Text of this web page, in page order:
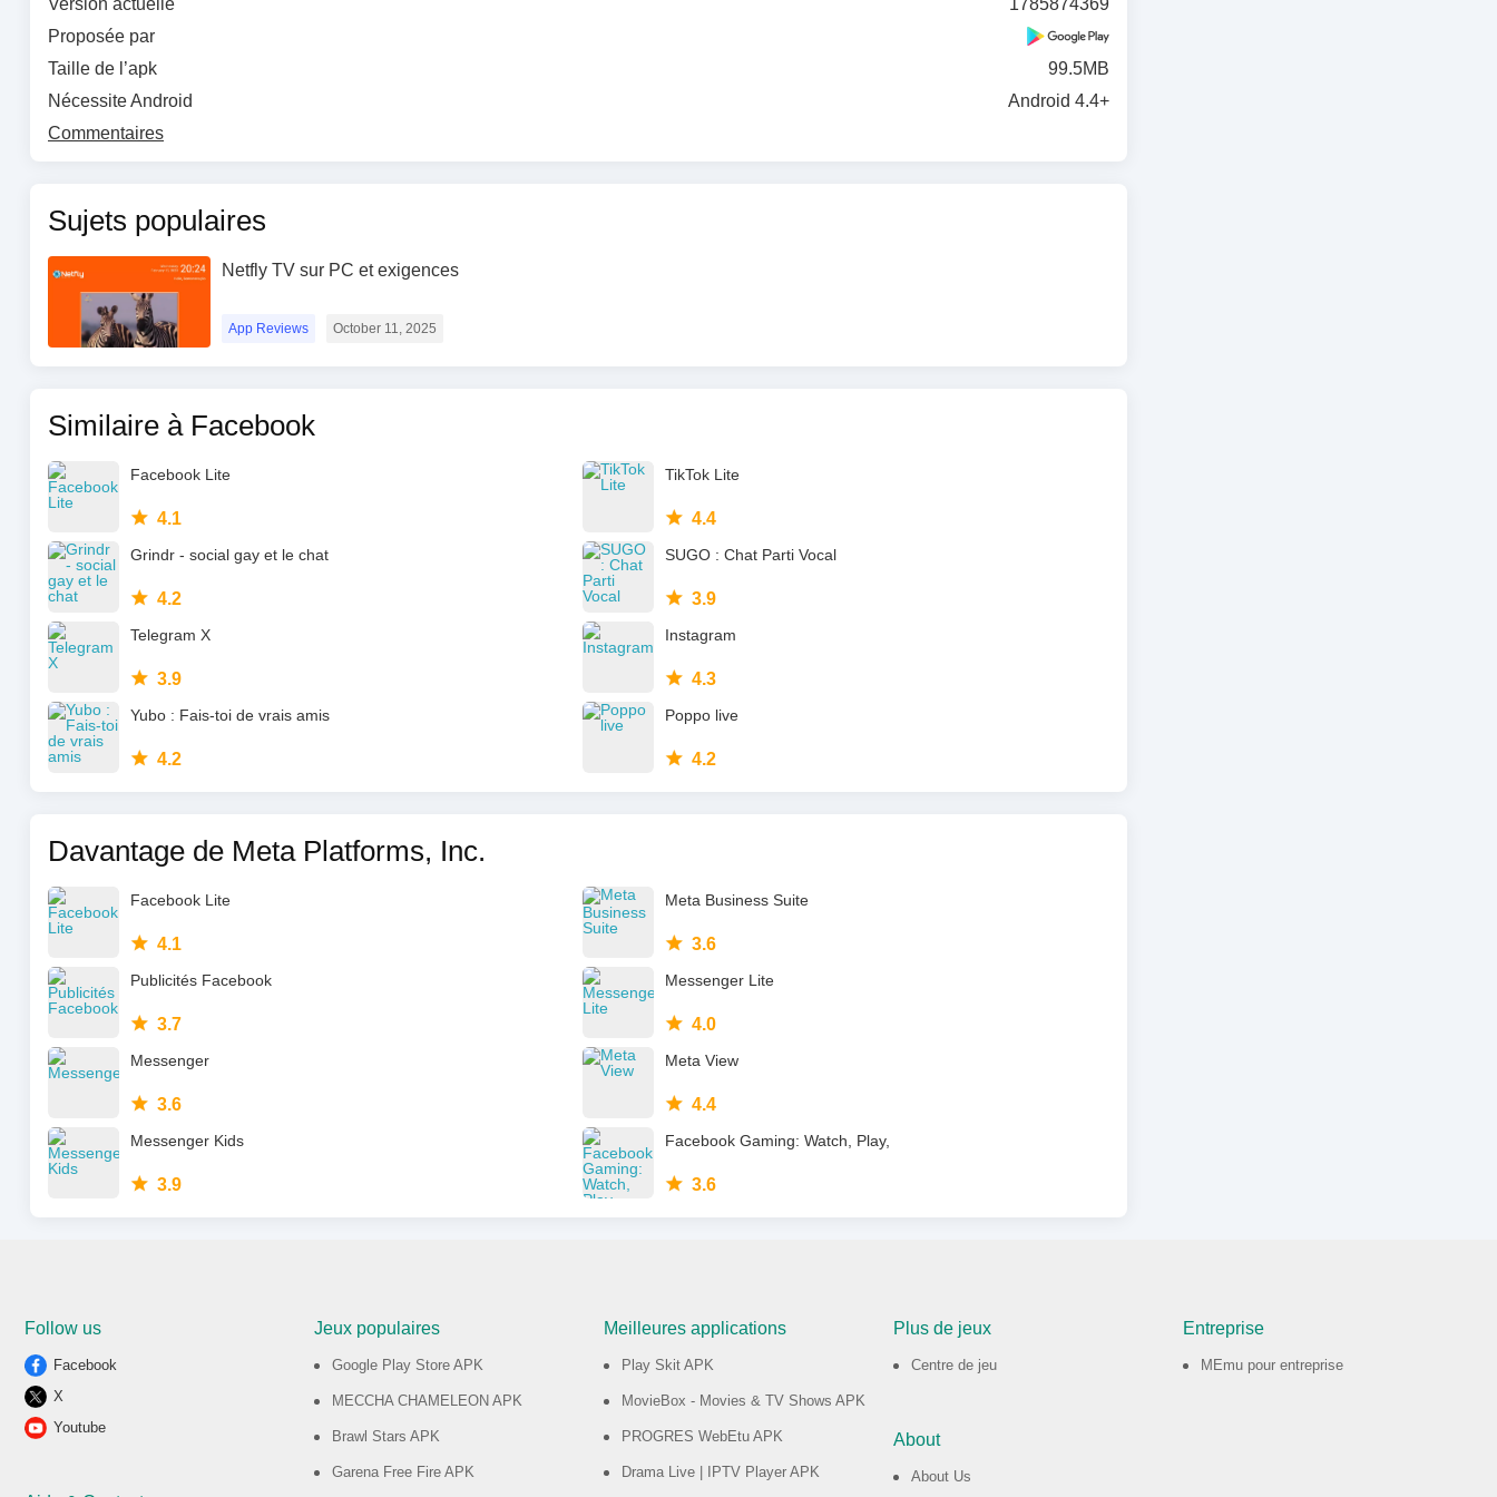
Version actuelle
1785874369
Proposée par
Taille de l’apk
99.5MB
Nécessite Android
Android 4.4+
Commentaires
Sujets populaires
Netfly TV sur PC et exigences
App Reviews October 11, 2025
Similaire à Facebook
Facebook Lite
4.1
TikTok Lite
4.4
Grindr - social gay et le chat
4.2
SUGO : Chat Parti Vocal
3.9
Telegram X
3.9
Instagram
4.3
Yubo : Fais-toi de vrais amis
4.2
Poppo live
4.2
Davantage de Meta Platforms, Inc.
Facebook Lite
4.1
Meta Business Suite
3.6
Publicités Facebook
3.7
Messenger Lite
4.0
Messenger
3.6
Meta View
4.4
Messenger Kids
3.9
Facebook Gaming: Watch, Play,
3.6
Follow us
Facebook
X
Youtube
Jeux populaires
Google Play Store APK
MECCHA CHAMELEON APK
Brawl Stars APK
Garena Free Fire APK
Meilleures applications
Play Skit APK
MovieBox - Movies & TV Shows APK
PROGRES WebEtu APK
Drama Live | IPTV Player APK
Plus de jeux
Centre de jeu
About
About Us
Entreprise
MEmu pour entreprise